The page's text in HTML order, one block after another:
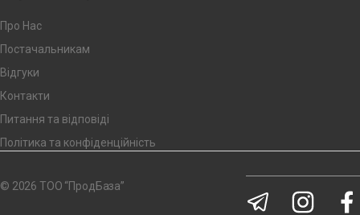
Про Нас
Постачальникам
Відгуки
Контакти
Питання та відповіді
Політика та конфіденційність
© 2026 ТОО “ПродБаза”